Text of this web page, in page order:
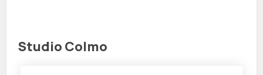
Studio Colmo